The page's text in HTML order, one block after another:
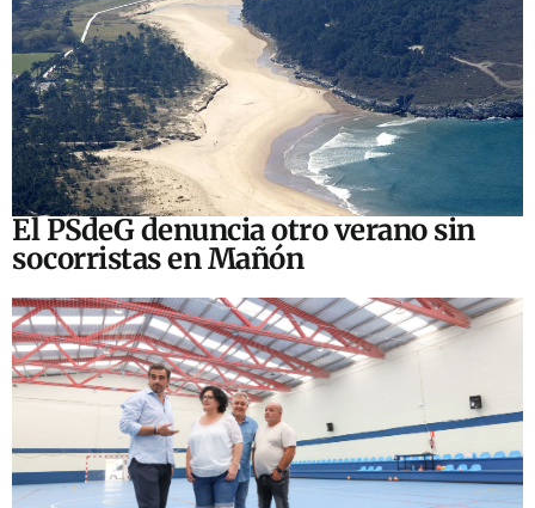
El PSdeG denuncia otro verano sin
socorristas en Mañón